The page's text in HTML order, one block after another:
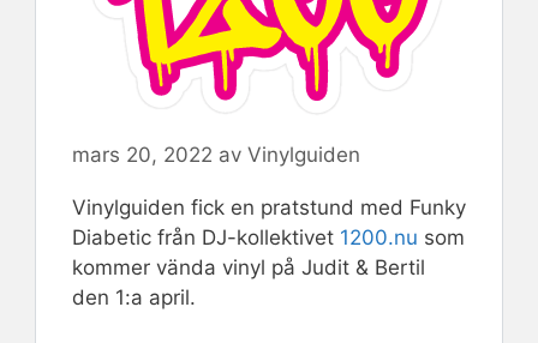
mars 20, 2022 av Vinylguiden
Vinylguiden fick en pratstund med Funky
Diabetic från DJ-kollektivet 1200.nu som
kommer vända vinyl på Judit & Bertil
den 1:a april.